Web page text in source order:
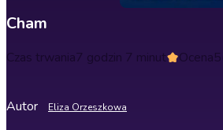
Cham
Czas trwania7 godzin 7 minut Ocena5
Autor Eliza Orzeszkowa